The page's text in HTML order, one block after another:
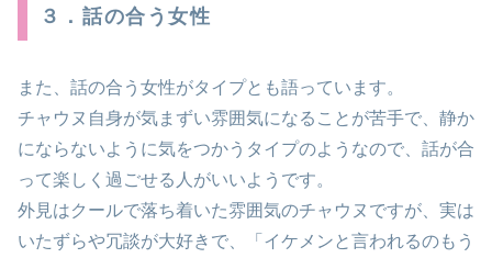
３．話の合う女性
また、話の合う女性がタイプとも語っています。
チャウヌ自身が気まずい雰囲気になることが苦手で、静か
にならないように気をつかうタイプのようなので、話が合
って楽しく過ごせる人がいいようです。
外見はクールで落ち着いた雰囲気のチャウヌですが、実は
いたずらや冗談が大好きで、「イケメンと言われるのもう